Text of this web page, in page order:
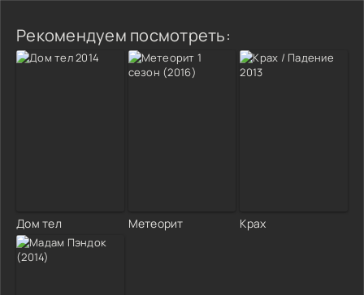
Рекомендуем посмотреть:
Дом тел Метеорит Крах